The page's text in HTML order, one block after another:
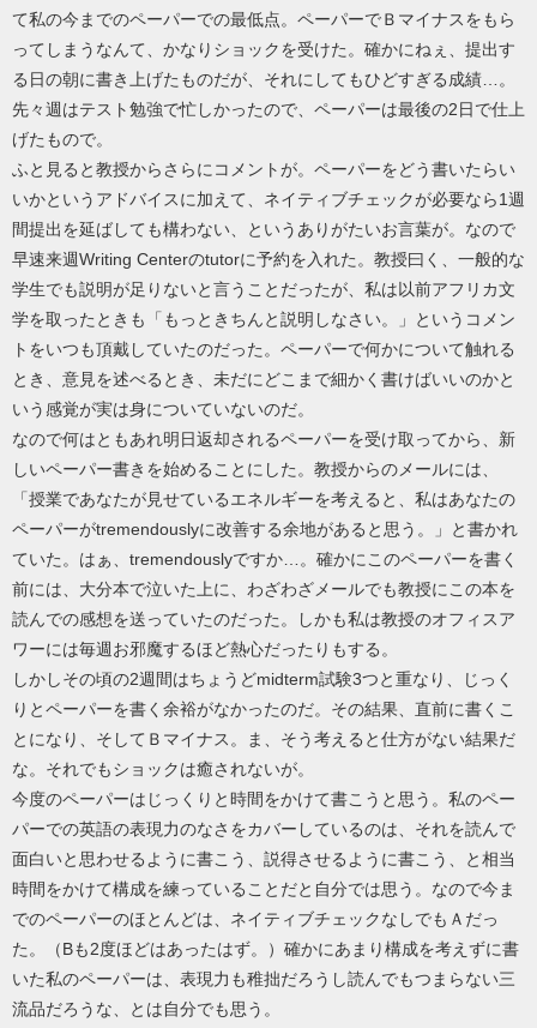
て私の今までのペーパーでの最低点。ペーパーでＢマイナスをもら
ってしまうなんて、かなりショックを受けた。確かにねぇ、提出す
る日の朝に書き上げたものだが、それにしてもひどすぎる成績…。
先々週はテスト勉強で忙しかったので、ペーパーは最後の2日で仕上
げたもので。
ふと見ると教授からさらにコメントが。ペーパーをどう書いたらい
いかというアドバイスに加えて、ネイティブチェックが必要なら1週
間提出を延ばしても構わない、というありがたいお言葉が。なので
早速来週Writing Centerのtutorに予約を入れた。教授曰く、一般的な
学生でも説明が足りないと言うことだったが、私は以前アフリカ文
学を取ったときも「もっときちんと説明しなさい。」というコメン
トをいつも頂戴していたのだった。ペーパーで何かについて触れる
とき、意見を述べるとき、未だにどこまで細かく書けばいいのかと
いう感覚が実は身についていないのだ。
なので何はともあれ明日返却されるペーパーを受け取ってから、新
しいペーパー書きを始めることにした。教授からのメールには、
「授業であなたが見せているエネルギーを考えると、私はあなたの
ペーパーがtremendouslyに改善する余地があると思う。」と書かれ
ていた。はぁ、tremendouslyですか…。確かにこのペーパーを書く
前には、大分本で泣いた上に、わざわざメールでも教授にこの本を
読んでの感想を送っていたのだった。しかも私は教授のオフィスア
ワーには毎週お邪魔するほど熱心だったりもする。
しかしその頃の2週間はちょうどmidterm試験3つと重なり、じっく
りとペーパーを書く余裕がなかったのだ。その結果、直前に書くこ
とになり、そしてＢマイナス。ま、そう考えると仕方がない結果だ
な。それでもショックは癒されないが。
今度のペーパーはじっくりと時間をかけて書こうと思う。私のペー
パーでの英語の表現力のなさをカバーしているのは、それを読んで
面白いと思わせるように書こう、説得させるように書こう、と相当
時間をかけて構成を練っていることだと自分では思う。なので今ま
でのペーパーのほとんどは、ネイティブチェックなしでもＡだっ
た。（Bも2度ほどはあったはず。）確かにあまり構成を考えずに書
いた私のペーパーは、表現力も稚拙だろうし読んでもつまらない三
流品だろうな、とは自分でも思う。